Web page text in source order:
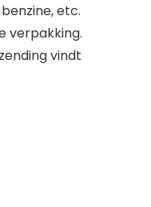
etc.
verpakking.
vindt